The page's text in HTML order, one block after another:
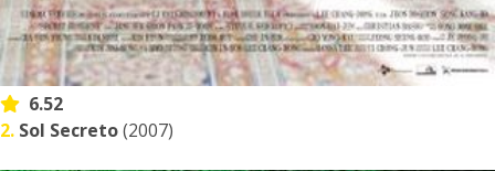
6.52
2. Sol Secreto(2007)